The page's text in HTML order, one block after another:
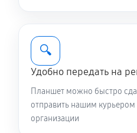
🔍
Удобно передать на
Планшет можно быстро
отправить нашим
организации